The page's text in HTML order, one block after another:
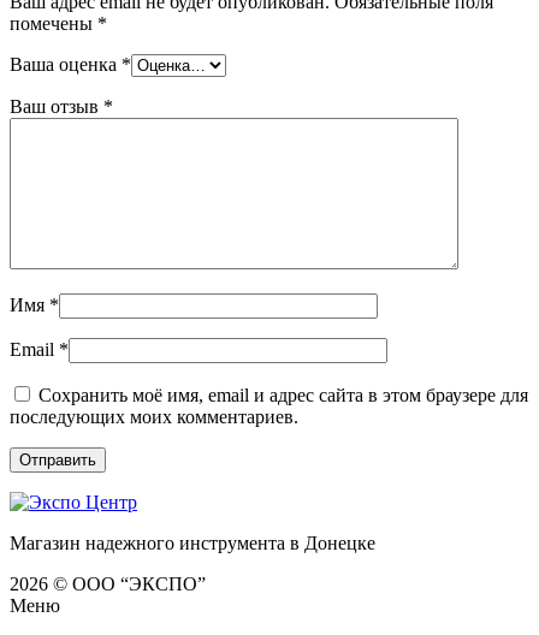
помечены *
Ваша оценка *
Ваш отзыв *
Имя *
Email *
Сохранить моё имя, email и адрес сайта в этом браузере для
последующих моих комментариев.
Магазин надежного инструмента в Донецке
2026 © ООО “ЭКСПО”
Меню